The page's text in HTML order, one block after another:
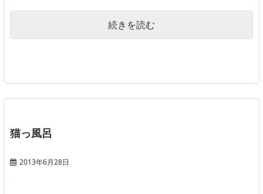
続きを読む
猫っ風呂
2013年6月28日